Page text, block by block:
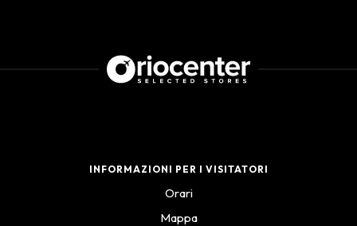
INFORMAZIONI PER I VISITATORI
Orari
Mappa